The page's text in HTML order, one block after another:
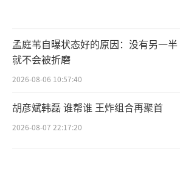
孟庭苇自曝状态好的原因：没有另一半
就不会被折磨
2026-08-06 10:57:40
胡彦斌韩磊 谁帮谁 王炸组合再聚首
2026-08-07 22:17:20